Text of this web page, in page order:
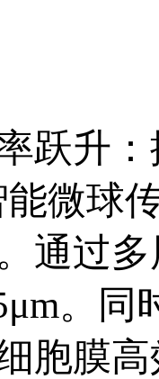
跃升
能微球
通过
。同
胞膜